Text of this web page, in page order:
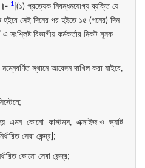
1
[(১) প্রত্যেক নিবন্ধনযোগ্য ব্যক্তি যে
সেই দিনের পর হইতে ১৫ (পনের) দিন
সংশ্লিষ্ট বিভাগীয় কর্মকর্তার নিকট মূসক
স্থানে আবেদন দাখিল করা যাইবে,
এমন কোনো কাস্টমস, এক্সাইজ ও ভ্যাট
সেবা কেন্দ্র];
কোনো সেবা কেন্দ্র;